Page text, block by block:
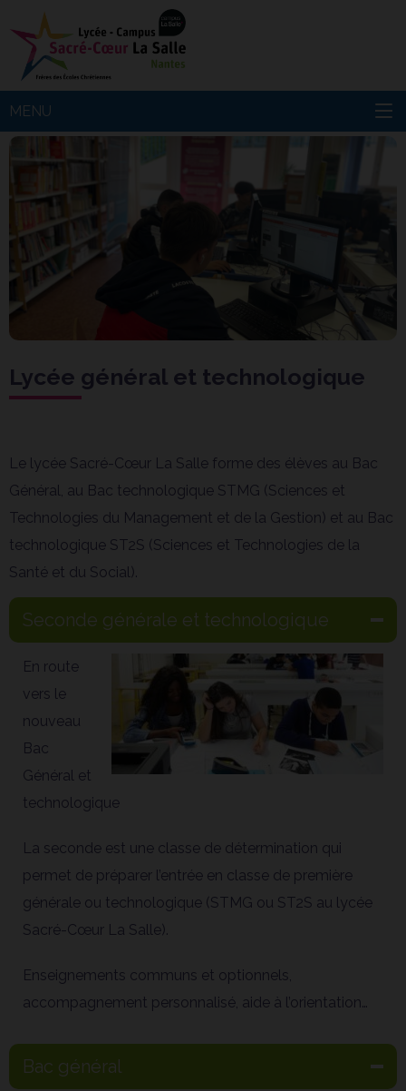
Coeur
MENU
Lycée général et technologique
Le lycée Sacré-Cœur La Salle forme des élèves au Bac
Général, au Bac technologique STMG (Sciences et
Technologies du Management et de la Gestion) et au Bac
technologique ST2S (Sciences et Technologies de la
Santé et du Social).
Seconde générale et technologique
En route
vers le
nouveau
Bac
Général et
technologique
La seconde est une classe de détermination qui
permet de préparer l’entrée en classe de première
générale ou technologique (STMG ou ST2S au lycée
Sacré-Cœur La Salle).
Enseignements communs et optionnels,
accompagnement personnalisé, aide à l’orientation…
Bac général